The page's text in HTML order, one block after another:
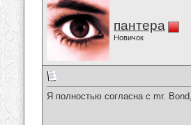
пантера
Новичок
Я полностью согласна с mr.